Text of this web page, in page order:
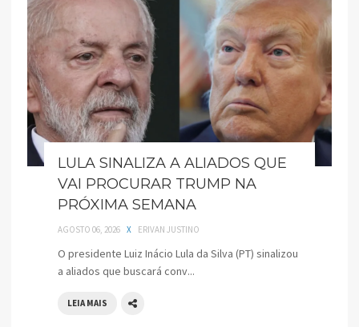
LULA SINALIZA A ALIADOS QUE
VAI PROCURAR TRUMP NA
PRÓXIMA SEMANA
AGOSTO 06, 2026 X ERIVAN JUSTINO
O presidente Luiz Inácio Lula da Silva (PT) sinalizou
a aliados que buscará conv...
LEIA MAIS